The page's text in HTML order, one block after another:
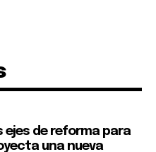
ejes de reforma para
una nueva